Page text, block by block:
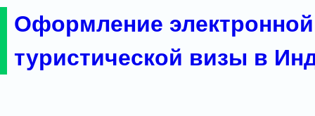
Оформление электронной
туристической визы в